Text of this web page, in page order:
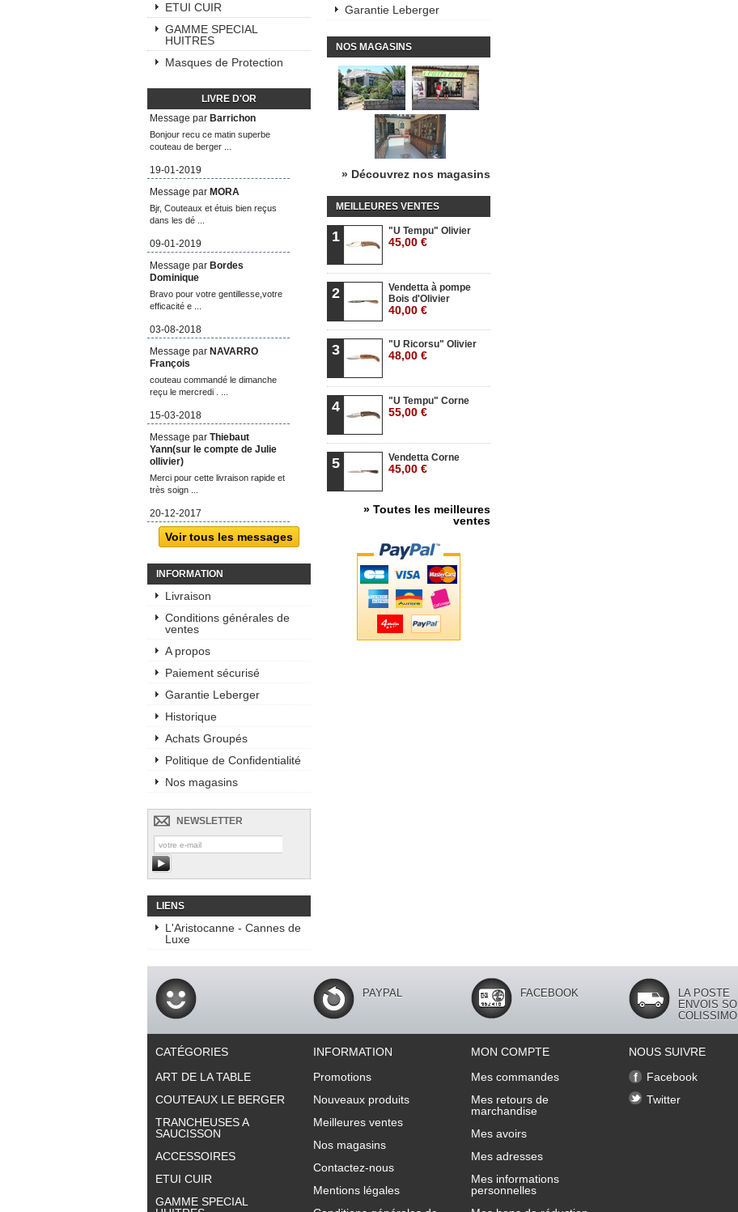
ETUI CUIR
GAMME SPECIAL
HUITRES
Masques de Protection
LIVRE D'OR
Message par Barrichon
Bonjour recu ce matin superbe
couteau de berger ...
19-01-2019
Message par MORA
Bjr, Couteaux et étuis bien reçus
dans les dé ...
09-01-2019
Message par Bordes
Dominique
Bravo pour votre gentillesse,votre
efficacité e ...
03-08-2018
Message par NAVARRO
François
couteau commandé le dimanche
reçu le mercredi . ...
15-03-2018
Message par Thiebaut
Yann(sur le compte de Julie
ollivier)
Merci pour cette livraison rapide et
très soign ...
20-12-2017
Voir tous les messages
INFORMATION
Livraison
Conditions générales de
ventes
A propos
Paiement sécurisé
Garantie Leberger
Historique
Achats Groupés
Politique de Confidentialité
Nos magasins
NEWSLETTER
LIENS
L'Aristocanne - Cannes de
Luxe
Garantie Leberger
NOS MAGASINS
» Découvrez nos magasins
MEILLEURES VENTES
1 "U Tempu" Olivier
45,00 €
2
Vendetta à pompe
Bois d'Olivier
40,00 €
3 "U Ricorsu" Olivier
48,00 €
4 "U Tempu" Corne
55,00 €
5 Vendetta Corne
45,00 €
» Toutes les meilleures
ventes
PAYPAL FACEBOOK
LA POSTE
ENVOIS SO
COLISSIMO
CATÉGORIES
ART DE LA TABLE
COUTEAUX LE BERGER
TRANCHEUSES A
SAUCISSON
ACCESSOIRES
ETUI CUIR
GAMME SPECIAL
INFORMATION
Promotions
Nouveaux produits
Meilleures ventes
Nos magasins
Contactez-nous
Mentions légales
MON COMPTE
Mes commandes
Mes retours de
marchandise
Mes avoirs
Mes adresses
Mes informations
personnelles
NOUS SUIVRE
Facebook
Twitter